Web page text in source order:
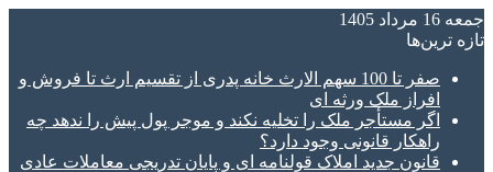
جمعه 16 مرداد 1405
تازه‌ ترین‌ها
صفر تا 100 سهم الارث خانه پدری از تقسیم ارث تا فروش و
افراز ملک ورثه ای
اگر مستأجر ملک را تخلیه نکند و موجر پول پیش را ندهد چه
راهکار قانونی وجود دارد؟
قانون جدید املاک قولنامه ای و پایان تدریجی معاملات عادی